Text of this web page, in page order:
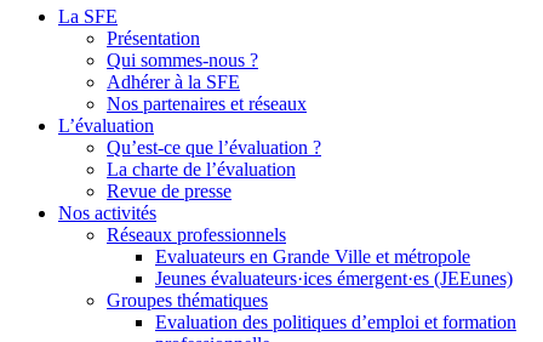
La SFE
Présentation
Qui sommes-nous ?
Adhérer à la SFE
Nos partenaires et réseaux
L’évaluation
Qu’est-ce que l’évaluation ?
La charte de l’évaluation
Revue de presse
Nos activités
Réseaux professionnels
Evaluateurs en Grande Ville et métropole
Jeunes évaluateurs·ices émergent·es (JEEunes)
Groupes thématiques
Evaluation des politiques d’emploi et formation